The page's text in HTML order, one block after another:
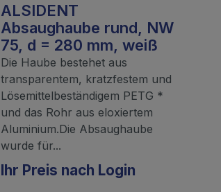
ALSIDENT
Absaughaube rund, NW
75, d = 280 mm, weiß
Die Haube bestehet aus
transparentem, kratzfestem und
Lösemittelbeständigem PETG *
und das Rohr aus eloxiertem
Aluminium.Die Absaughaube
wurde für...
Ihr Preis nach Login